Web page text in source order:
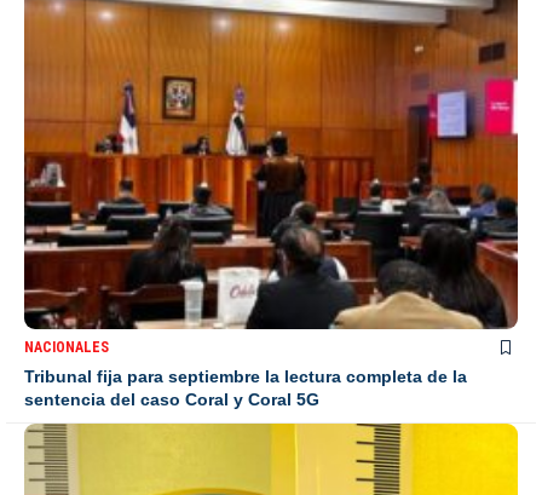
NACIONALES
Tribunal fija para septiembre la lectura completa de la
sentencia del caso Coral y Coral 5G